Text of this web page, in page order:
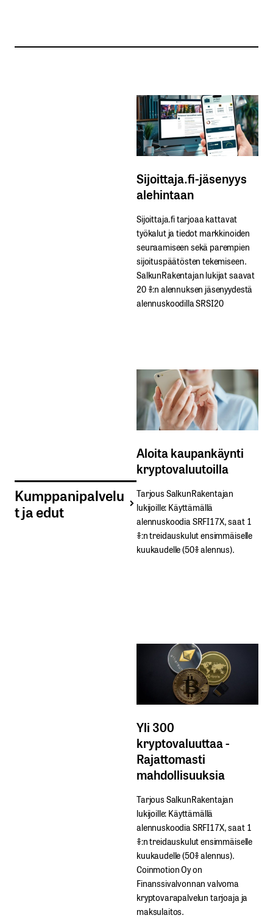
Kumppanipalvelu
t ja edut
Sijoittaja.fi-jäsenyys
alehintaan
Sijoittaja.fi tarjoaa kattavat
työkalut ja tiedot markkinoiden
seuraamiseen sekä parempien
sijoituspäätösten tekemiseen.
SalkunRakentajan lukijat saavat
20 %:n alennuksen jäsenyydestä
alennuskoodilla SRSI20
Aloita kaupankäynti
kryptovaluutoilla
Tarjous SalkunRakentajan
lukijoille: Käyttämällä​ ​
alennuskoodia​ ​SRFI17X,​ ​saat​ ​1
%:n treidauskulut​ ​ensimmäiselle​ ​
kuukaudelle​ ​(50%​ ​alennus).
Yli 300
kryptovaluuttaa -
Rajattomasti
mahdollisuuksia
Tarjous SalkunRakentajan
lukijoille: Käyttämällä​ ​
alennuskoodia​ ​SRFI17X,​ ​saat​ ​1
%:n treidauskulut​ ​ensimmäiselle​ ​
kuukaudelle​ ​(50%​ ​alennus).
Coinmotion Oy on
Finanssivalvonnan valvoma
kryptovarapalvelun tarjoaja ja
maksulaitos.